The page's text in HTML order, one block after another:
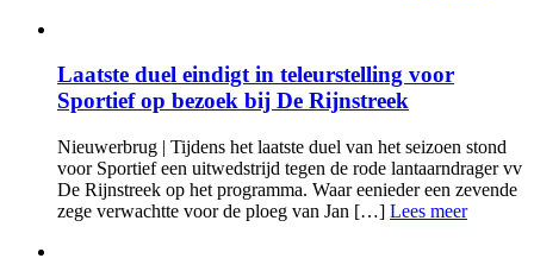
Laatste duel eindigt in teleurstelling voor
Sportief op bezoek bij De Rijnstreek
Nieuwerbrug | Tijdens het laatste duel van het seizoen stond
voor Sportief een uitwedstrijd tegen de rode lantaarndrager vv
De Rijnstreek op het programma. Waar eenieder een zevende
zege verwachtte voor de ploeg van Jan […] Lees meer